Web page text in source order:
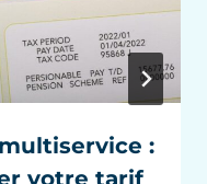
:
votre tarif